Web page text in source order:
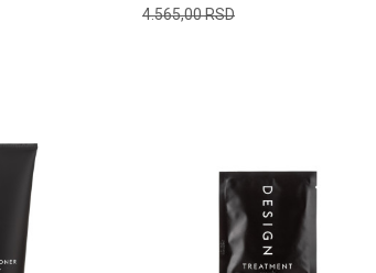
4.565,00RSD